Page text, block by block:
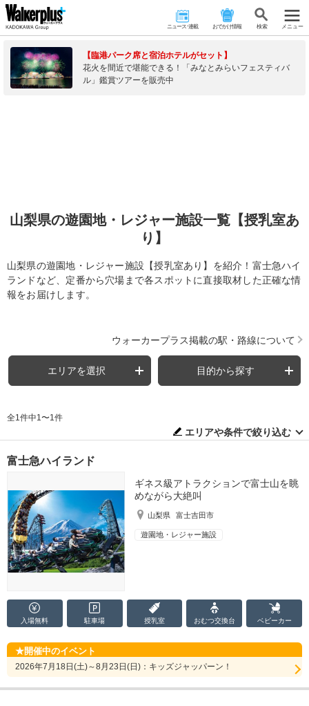
ニュース･連載 おでかけ情報 検 索 メニュー
【臨港パーク席と宿泊ホテルがセット】
花火を間近で堪能できる！「みなとみらいフェスティバ
ル」鑑賞ツアーを販売中
山梨県の遊園地・レジャー施設一覧【授乳室あ
り】
山梨県の遊園地・レジャー施設【授乳室あり】を紹介！富士急ハイ
ランドなど、定番から穴場まで各スポットに直接取材した正確な情
報をお届けします。
ウォーカープラス掲載の駅・路線について
エリアを選択 目的から探す
全1件中1〜1件
エリアや条件で絞り込む
富士急ハイランド
ギネス級アトラクションで富士山を眺
めながら大絶叫
山梨県 富士吉田市
遊園地・レジャー施設
入場無料 駐車場 授乳室 おむつ交換台 ベビーカー
開催中のイベント
2026年7月18日(土)～8月23日(日)：キッズジャッパーン！